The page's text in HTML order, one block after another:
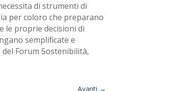
di strumenti di
per coloro che preparano
le proprie decisioni di
semplificate e
Forum Sostenibilità,
Avanti →